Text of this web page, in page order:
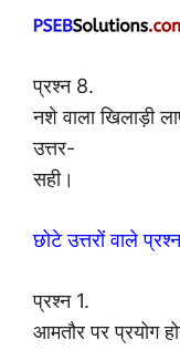
प्रश्न 8.
नशे वाला खिलाड़ी
उत्तर-
सही।
छोटे उत्तरों वाले प्रश्न
प्रश्न 1.
आमतौर पर प्रयोग